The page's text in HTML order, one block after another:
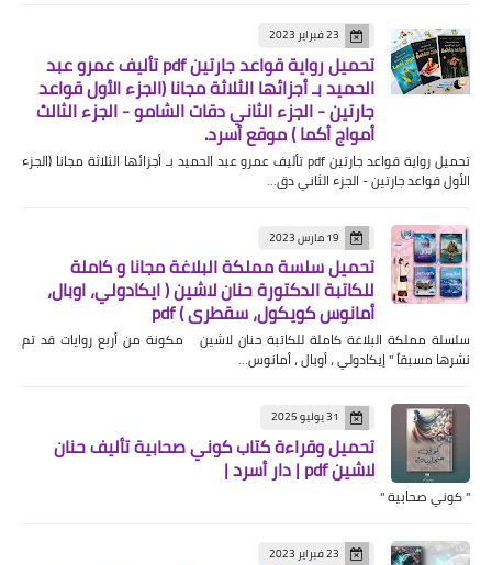
23 فبراير 2023
تحميل رواية قواعد جارتين pdf تأليف عمرو عبد
الحميد بـ أجزائها الثلاثة مجانا (الجزء الأول قواعد
جارتين - الجزء الثاني دقات الشامو - الجزء الثالث
أمواج أكما ) موقع أسرد.
تحميل رواية قواعد جارتين pdf تأليف عمرو عبد الحميد بـ أجزائها الثلاثة مجانا (الجزء
الأول قواعد جارتين - الجزء الثاني دق…
19 مارس 2023
تحميل سلسة مملكة البلاغة مجانا و كاملة
للكاتبة الدكتورة حنان لاشين ( ايكادولي، اوبال،
أمانوس كويكول، سقطري ) pdf
سلسلة مملكة البلاغة كاملة للكاتبة حنان لاشين مكونة من أربع روايات قد تم
نشرها مسبقاً " إيكادولي ، أوبال ، أمانوس…
31 يوليو 2025
تحميل وقراءة كتاب كوني صحابية تأليف حنان
لاشين pdf | دار أسرد |
" كوني صحابية "
23 فبراير 2023